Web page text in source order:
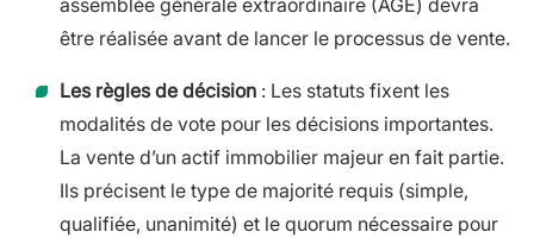
assemblée générale extraordinaire (AGE) devra
être réalisée avant de lancer le processus de vente.
Les règles de décision : Les statuts fixent les
modalités de vote pour les décisions importantes.
La vente d’un actif immobilier majeur en fait partie.
Ils précisent le type de majorité requis (simple,
qualifiée, unanimité) et le quorum nécessaire pour